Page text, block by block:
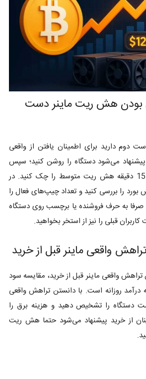
هش ریت ماینر دست
دوم دارید برای اطمینان یافتن از واقعی
می‌شود دستگاه را روشن کنید؛ سپس
وارد پنل شوید و طی 15 دقیقه هش ریت متوسط را چک کنید. در
را بررسی کنید و تعداد چیپ‌های فعال را
صرفا به حرف فروشنده یا برچسب روی دستگاه
قبلی را نیز از استخر بخواهید.
واقعی ماینر قبل از خرید
واقعی ماینر قبل از خرید، مقایسه سود
روزانه است. با دانستن تراهش واقعی
دستگاه را تشخیص دهید و هزینه برق را
از خرید پیشنهاد می‌شود حتما هش ریت